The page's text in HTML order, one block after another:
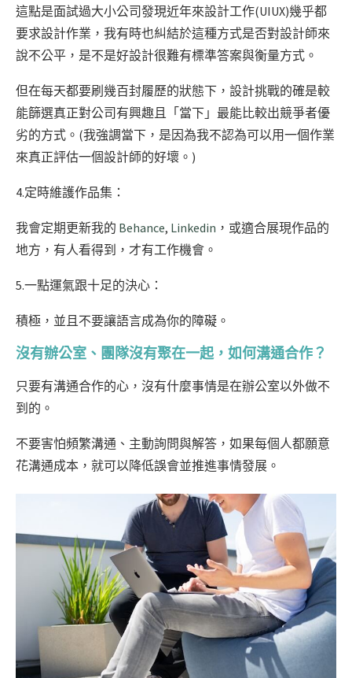
這點是面試過大小公司發現近年來設計工作(UIUX)幾乎都
要求設計作業，我有時也糾結於這種方式是否對設計師來
說不公平，是不是好設計很難有標準答案與衡量方式。
但在每天都要刷幾百封履歷的狀態下，設計挑戰的確是較
能篩選真正對公司有興趣且「當下」最能比較出競爭者優
劣的方式。(我強調當下，是因為我不認為可以用一個作業
來真正評估一個設計師的好壞。)
4.定時維護作品集：
我會定期更新我的 Behance, Linkedin ，或適合展現作品的
地方，有人看得到，才有工作機會。
5.一點運氣跟十足的決心：
積極，並且不要讓語言成為你的障礙。
沒有辦公室、團隊沒有聚在一起，如何溝通合作？
只要有溝通合作的心，沒有什麼事情是在辦公室以外做不
到的。
不要害怕頻繁溝通、主動詢問與解答，如果每個人都願意
花溝通成本，就可以降低誤會並推進事情發展。